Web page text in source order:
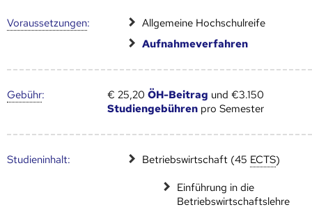
Voraus­setzungen:
Allgemeine Hochschulreife
Aufnahmeverfahren
Gebühr: € 25,20ÖH-Beitrag und €3.150
Studiengebühren pro Semester
Studien­inhalt: Betriebswirtschaft (45 ECTS)
Einführung in die
Betriebswirtschaftslehre